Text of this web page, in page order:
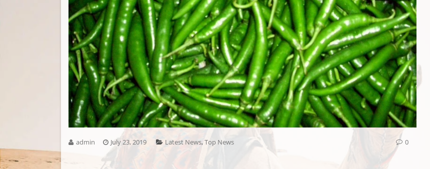
admin July 23, 2019 Latest News,Top News 0